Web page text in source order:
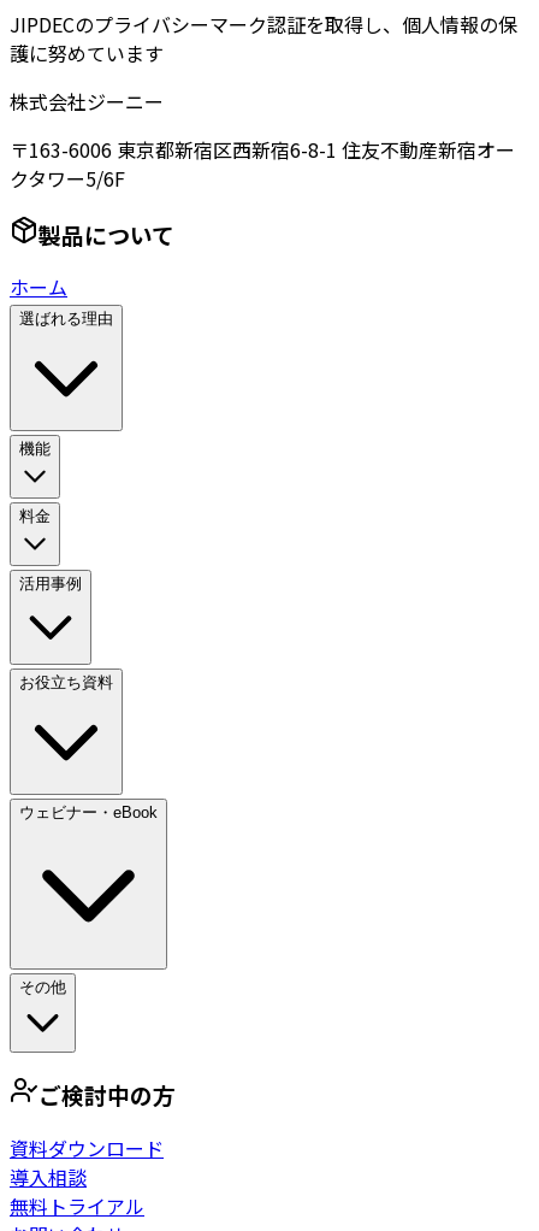
JIPDECのプライバシーマーク認証を取得し、個人情報の保
護に努めています
株式会社ジーニー
〒163-6006 東京都新宿区西新宿6-8-1 住友不動産新宿オー
クタワー5/6F
製品について
ホーム
選ばれる理由
機能
料金
活用事例
お役立ち資料
ウェビナー・eBook
その他
ご検討中の方
資料ダウンロード
導入相談
無料トライアル